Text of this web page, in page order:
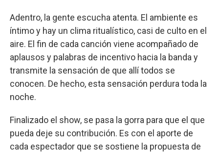
Adentro, la gente escucha atenta. El ambiente es
íntimo y hay un clima ritualístico, casi de culto en el
aire. El fin de cada canción viene acompañado de
aplausos y palabras de incentivo hacia la banda y
transmite la sensación de que allí todos se
conocen. De hecho, esta sensación perdura toda la
noche.
Finalizado el show, se pasa la gorra para que el que
pueda deje su contribución. Es con el aporte de
cada espectador que se sostiene la propuesta de